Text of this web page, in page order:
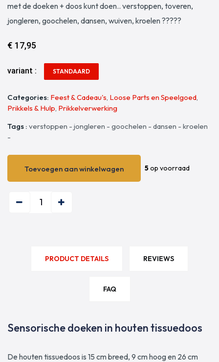
met de doeken + doos kunt doen.. verstoppen, toveren,
jongleren, goochelen, dansen, wuiven, kroelen ?????
€ 17,95
variant : STANDAARD
Categories: Feest & Cadeau's Loose Parts en Speelgoed
Prikkels & Hulp Prikkelverwerking
Tags : verstoppen - jongleren - goochelen - dansen - kroelen
-
Toevoegen aan winkelwagen
5op voorraad
PRODUCT DETAILS REVIEWS
FAQ
Sensorische doeken in houten tissuedoos
De houten tissuedoos is 15 cm breed, 9 cm hoog en 26 cm